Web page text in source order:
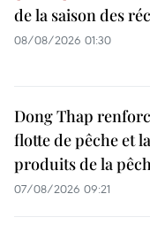
de la saison des
08/08/2026 01:30
Dong Thap
flotte de pêche et
produits de la
07/08/2026 09:21